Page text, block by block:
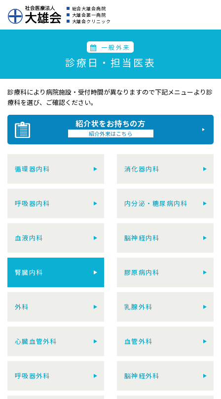
総合大雄会病院
大雄会第一病院
大雄会クリニック
一般外来
診療日・担当医表
診療科により病院施設・受付時間が異なりますので下記メニューより診
療科を選び、ご確認ください。
紹介状をお持ちの方
紹介外来はこちら
循環器内科 消化器内科
呼吸器内科 内分泌・糖尿病内科
血液内科 脳神経内科
腎臓内科 膠原病内科
外科 乳腺外科
心臓血管外科 血管外科
呼吸器外科 脳神経外科